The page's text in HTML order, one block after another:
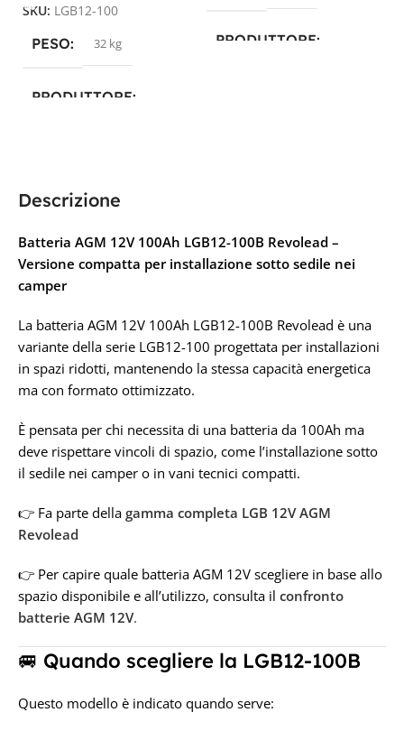
Descrizione
Batteria AGM 12V 100Ah LGB12-100B Revolead –
Versione compatta per installazione sotto sedile nei
camper
La batteria AGM 12V 100Ah LGB12-100B Revolead è una
variante della serie LGB12-100 progettata per installazioni
in spazi ridotti, mantenendo la stessa capacità energetica
ma con formato ottimizzato.
È pensata per chi necessita di una batteria da 100Ah ma
deve rispettare vincoli di spazio, come l’installazione sotto
il sedile nei camper o in vani tecnici compatti.
👉 Fa parte della gamma completa LGB 12V AGM
Revolead
👉 Per capire quale batteria AGM 12V scegliere in base allo
spazio disponibile e all’utilizzo, consulta il confronto
batterie AGM 12V.
🚐 Quando scegliere la LGB12-100B
Questo modello è indicato quando serve:
SKU: LGB12-100
PESO 32 kg
PRODUTTORE
TECNOLOGIA
CAPACITÀ IN AH
TENSIONE IN VOLT
PRODUTTORE
CAPACITÀ IN AH
TENSIONE IN VOLT
12V